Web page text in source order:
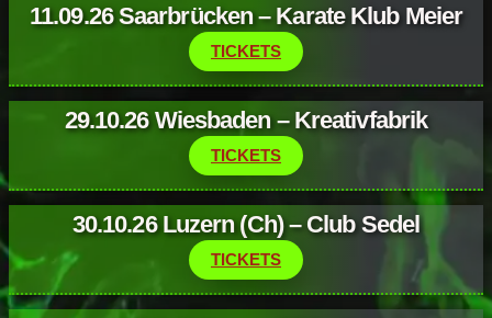
11.09.26 Saarbrücken – Karate Klub Meier
TICKETS
29.10.26 Wiesbaden – Kreativfabrik
TICKETS
30.10.26 Luzern (Ch) – Club Sedel
TICKETS